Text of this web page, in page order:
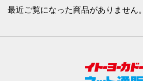
最近ご覧になった商品がありません。